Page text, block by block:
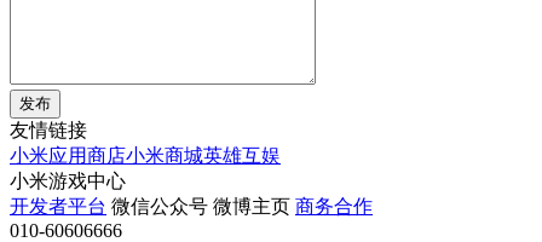
发布
友情链接
小米应用商店小米商城英雄互娱
小米游戏中心
开发者平台 微信公众号 微博主页 商务合作
010-60606666